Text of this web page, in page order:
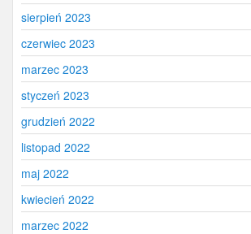
sierpień 2023
czerwiec 2023
marzec 2023
styczeń 2023
grudzień 2022
listopad 2022
maj 2022
kwiecień 2022
marzec 2022